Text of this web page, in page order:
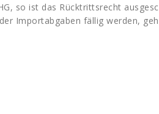
so ist das Rücktrittsrecht
Importabgaben fällig werden,